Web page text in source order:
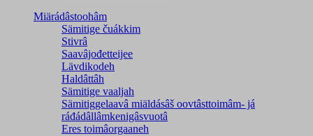
Miärádâstoohâm
Sämitige čuákkim
Stivrâ
Saavâjođetteijee
Lävdikodeh
Haldâttâh
Sämitige vaaljah
Sämitiggelaavâ miäldásâš oovtâsttoimâm- já
ráđádâllâmkenigâsvuotâ
Eres toimâorgaaneh